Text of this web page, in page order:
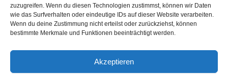
zuzugreifen. Wenn du diesen Technologien zustimmst, können wir Daten
wie das Surfverhalten oder eindeutige IDs auf dieser Website verarbeiten.
Wenn du deine Zustimmung nicht erteilst oder zurückziehst, können
bestimmte Merkmale und Funktionen beeinträchtigt werden.
Akzeptieren
Datenschutzerklärung
Nutzungsbedingungen | Haftungsausschluss
AGB